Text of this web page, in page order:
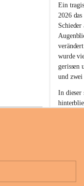
-
S
t
.
M
a
g
d
a
e
n
a
Ein
2026
wurde
gerissen
und
In dieser